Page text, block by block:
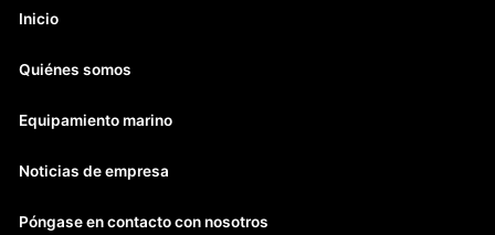
Inicio
Quiénes somos
Equipamiento marino
Noticias de empresa
Póngase en contacto con nosotros